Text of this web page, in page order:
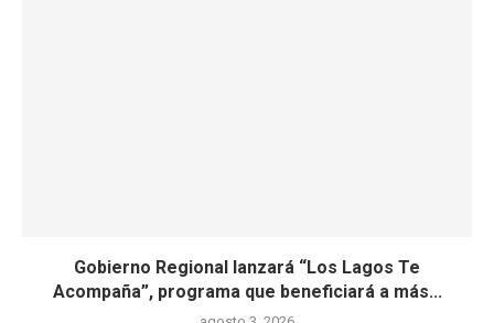
Gobierno Regional lanzará “Los Lagos Te
Acompaña”, programa que beneficiará a más...